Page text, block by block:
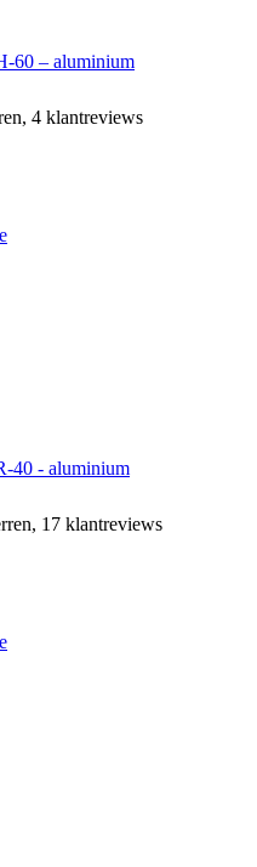
60 – aluminium
4 klantreviews
40 - aluminium
17 klantreviews